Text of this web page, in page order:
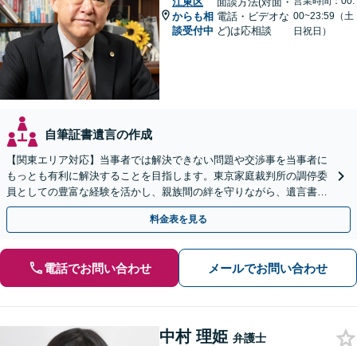
からも相
談受付中
電話・ビデオな
ど)は応相談
00~23:59（土
日祝日）
自筆証書遺言の作成
【関東エリア対応】当事者では解決できない問題や交渉事を当事者に
もっとも有利に解決することを目指します。東京家庭裁判所の調停委
員としての豊富な経験を活かし、親族間の絆を守りながら、遺言書作
成から相続放棄まで相続問題を誠実にサポートいたします。
料金表を見る
電話でお問い合わせ メールでお問い合わせ
中村 理姫 弁護士